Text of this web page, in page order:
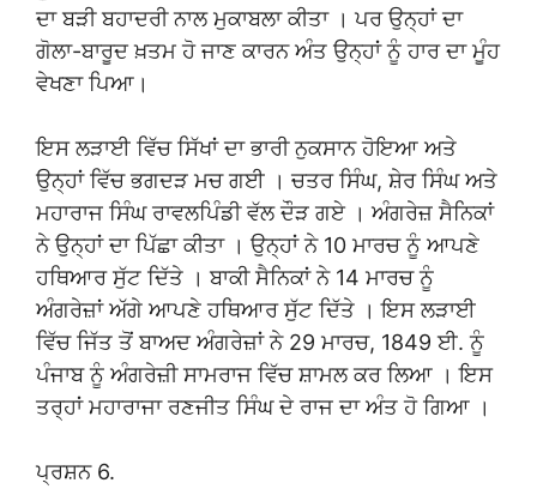
ਦਾ ਬੜੀ ਬਹਾਦਰੀ ਨਾਲ ਮੁਕਾਬਲਾ ਕੀਤਾ । ਪਰ ਉਨ੍ਹਾਂ ਦਾ
ਗੋਲਾ-ਬਾਰੂਦ ਖ਼ਤਮ ਹੋ ਜਾਣ ਕਾਰਨ ਅੰਤ ਉਨ੍ਹਾਂ ਨੂੰ ਹਾਰ ਦਾ ਮੂੰਹ
ਵੇਖਣਾ ਪਿਆ।
ਇਸ ਲੜਾਈ ਵਿੱਚ ਸਿੱਖਾਂ ਦਾ ਭਾਰੀ ਨੁਕਸਾਨ ਹੋਇਆ ਅਤੇ
ਉਨ੍ਹਾਂ ਵਿੱਚ ਭਗਦੜ ਮਚ ਗਈ । ਚਤਰ ਸਿੰਘ, ਸ਼ੇਰ ਸਿੰਘ ਅਤੇ
ਮਹਾਰਾਜ ਸਿੰਘ ਰਾਵਲਪਿੰਡੀ ਵੱਲ ਦੌੜ ਗਏ । ਅੰਗਰੇਜ਼ ਸੈਨਿਕਾਂ
ਨੇ ਉਨ੍ਹਾਂ ਦਾ ਪਿੱਛਾ ਕੀਤਾ । ਉਨ੍ਹਾਂ ਨੇ 10 ਮਾਰਚ ਨੂੰ ਆਪਣੇ
ਹਥਿਆਰ ਸੁੱਟ ਦਿੱਤੇ । ਬਾਕੀ ਸੈਨਿਕਾਂ ਨੇ 14 ਮਾਰਚ ਨੂੰ
ਅੰਗਰੇਜ਼ਾਂ ਅੱਗੇ ਆਪਣੇ ਹਥਿਆਰ ਸੁੱਟ ਦਿੱਤੇ । ਇਸ ਲੜਾਈ
ਵਿੱਚ ਜਿੱਤ ਤੋਂ ਬਾਅਦ ਅੰਗਰੇਜ਼ਾਂ ਨੇ 29 ਮਾਰਚ, 1849 ਈ. ਨੂੰ
ਪੰਜਾਬ ਨੂੰ ਅੰਗਰੇਜ਼ੀ ਸਾਮਰਾਜ ਵਿੱਚ ਸ਼ਾਮਲ ਕਰ ਲਿਆ । ਇਸ
ਤਰ੍ਹਾਂ ਮਹਾਰਾਜਾ ਰਣਜੀਤ ਸਿੰਘ ਦੇ ਰਾਜ ਦਾ ਅੰਤ ਹੋ ਗਿਆ ।
ਪ੍ਰਸ਼ਨ 6.